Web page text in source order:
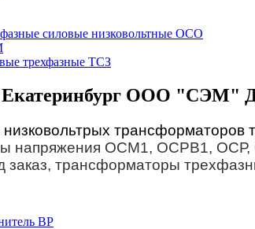
силовые низковольтные ОСО
трехфазные ТСЗ
Екатеринбург ООО "СЭМ"
напряжения ОСМ1, ОСРВ1,
трансформаторы
ВР